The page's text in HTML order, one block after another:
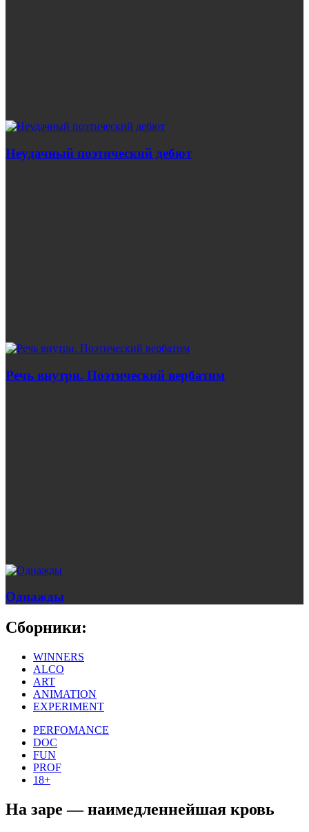
Неудачный поэтический дебют
Речь внутри. Поэтический вербатим
Однажды
Сборники:
WINNERS
ALCO
ART
ANIMATION
EXPERIMENT
PERFOMANCE
DOC
FUN
PROF
18+
На заре — наимедленнейшая кровь